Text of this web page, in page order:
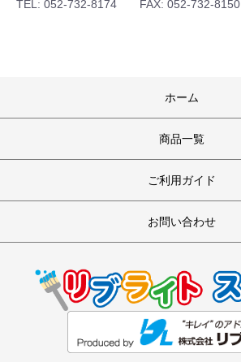
TEL: 052-732-8174 FAX: 052-732-8150
ホーム
商品一覧
ご利用ガイド
お問い合わせ